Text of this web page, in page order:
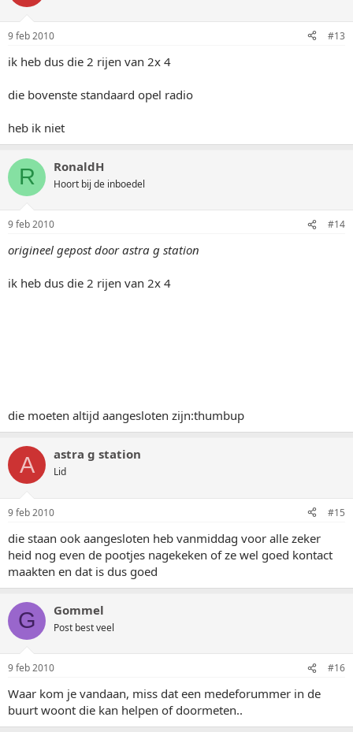
9 feb 2010 #13
ik heb dus die 2 rijen van 2x 4
die bovenste standaard opel radio
heb ik niet
R RonaldH
Hoort bij de inboedel
9 feb 2010 #14
origineel gepost door astra g station
ik heb dus die 2 rijen van 2x 4
die moeten altijd aangesloten zijn:thumbup
A astra g station
Lid
9 feb 2010 #15
die staan ook aangesloten heb vanmiddag voor alle zeker
heid nog even de pootjes nagekeken of ze wel goed kontact
maakten en dat is dus goed
G Gommel
Post best veel
9 feb 2010 #16
Waar kom je vandaan, miss dat een medeforummer in de
buurt woont die kan helpen of doormeten..